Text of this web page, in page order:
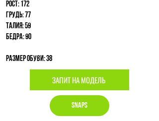
Рост: 172
Грудь: 77
Талия: 59
Бедра: 90
Размер обуви: 38
ЗАПИТ НА МОДЕЛЬ
Snaps